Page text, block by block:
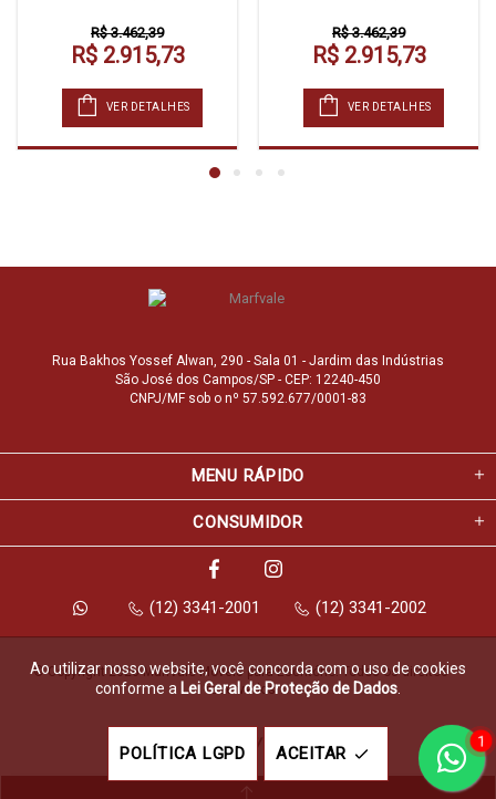
R$ 3.462,39
R$ 2.915,73
VER DETALHES
R$ 3.462,39
R$ 2.915,73
VER DETALHES
Rua Bakhos Yossef Alwan, 290 - Sala 01 - Jardim das Indústrias
São José dos Campos/SP - CEP: 12240-450
CNPJ/MF sob o nº 57.592.677/0001-83
MENU RÁPIDO
CONSUMIDOR
(12) 3341-2001 (12) 3341-2002
© Copyright 2026 Marfvale Móveis para Escritório. Todos os direitos
reservados.
Feito com
Ao utilizar nosso website, você concorda com o uso de cookies
conforme a Lei Geral de Proteção de Dados
POLÍTICA LGPD ACEITAR
1